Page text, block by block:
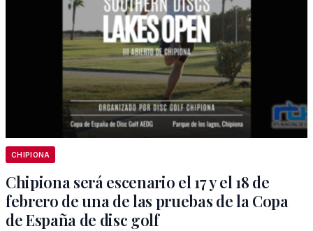
CHIPIONA
Chipiona será escenario el 17 y el 18 de
febrero de una de las pruebas de la Copa
de España de disc golf